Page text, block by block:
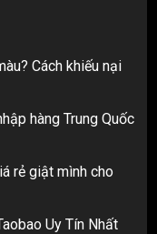
Cách khiếu nại
hàng Trung Quốc
rẻ giật mình cho
Uy Tín Nhất